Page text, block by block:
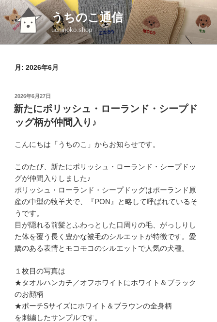
コ
ン
テ
ン
うちのこ通信
uchinoko.shop
月: 2026年6月
投
稿
日:
2026年6月27日
新たにポリッシュ・ローランド・シープド
ッグ柄が仲間入り♪
こんにちは「うちのこ」からお知らせです。
このたび、新たにポリッシュ・ローランド・シープドッ
グが仲間入りしました♪
ポリッシュ・ローランド・シープドッグはポーランド原
産の中型の牧羊犬で、『PON』と略して呼ばれているそ
うです。
目が隠れる前髪とふわっとした口周りの毛、がっしりし
た体を覆う長く豊かな被毛のシルエットが特徴です。愛
嬌のある表情とモコモコのシルエットで人気の犬種。
１枚目の写真は
★タオルハンカチ／オフホワイトにホワイト＆ブラック
のお顔柄
★ポーチSサイズにホワイト＆ブラウンの全身柄
を刺繍したサンプルです。